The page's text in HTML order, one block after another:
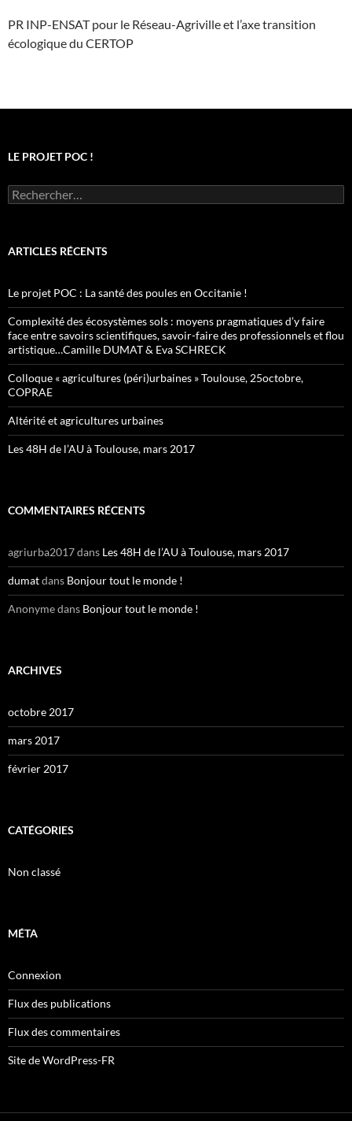
PR INP-ENSAT pour le Réseau-Agriville et l’axe transition
écologique du CERTOP
LE PROJET POC !
Rechercher :
ARTICLES RÉCENTS
Le projet POC : La santé des poules en Occitanie !
Complexité des écosystèmes sols : moyens pragmatiques d’y faire
face entre savoirs scientifiques, savoir-faire des professionnels et flou
artistique…Camille DUMAT & Eva SCHRECK
Colloque « agricultures (péri)urbaines » Toulouse, 25octobre,
COPRAE
Altérité et agricultures urbaines
Les 48H de l’AU à Toulouse, mars 2017
COMMENTAIRES RÉCENTS
agriurba2017dans Les 48H de l’AU à Toulouse, mars 2017
dumatdans Bonjour tout le monde !
Anonymedans Bonjour tout le monde !
ARCHIVES
octobre 2017
mars 2017
février 2017
CATÉGORIES
Non classé
MÉTA
Connexion
Flux des publications
Flux des commentaires
Site de WordPress-FR